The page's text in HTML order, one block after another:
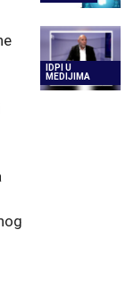
IDPI U
MEDIJIMA